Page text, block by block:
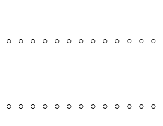
○ ○ ○ ○ ○ ○ ○ ○ ○ ○ ○ ○ ○
○ ○ ○ ○ ○ ○ ○ ○ ○ ○ ○ ○ ○